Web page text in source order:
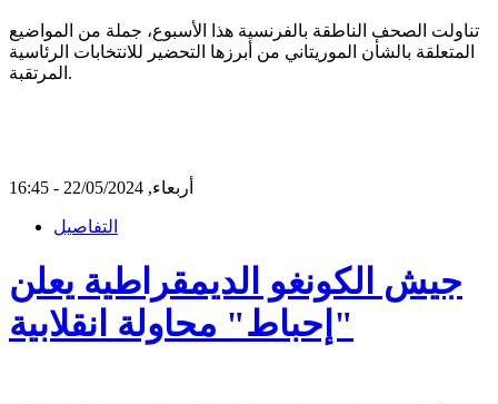
تناولت الصحف الناطقة بالفرنسية هذا الأسبوع، جملة من المواضيع
المتعلقة بالشأن الموريتاني من أبرزها التحضير للانتخابات الرئاسية
المرتقبة.
أربعاء, 22/05/2024 - 16:45
التفاصيل
جيش الكونغو الديمقراطية يعلن
"إحباط" محاولة انقلابية